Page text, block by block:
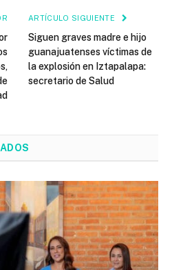
ARTÍCULO SIGUIENTE
Siguen graves madre e hijo
guanajuatenses víctimas de
la explosión en Iztapalapa:
secretario de Salud